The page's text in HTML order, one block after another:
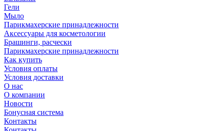
Гели
Мыло
Парикмахерские принадлежности
Аксессуары для косметологии
Брашинги, расчески
Парикмахерские принадлежности
Как купить
Условия оплаты
Условия доставки
О нас
О компании
Новости
Бонусная система
Контакты